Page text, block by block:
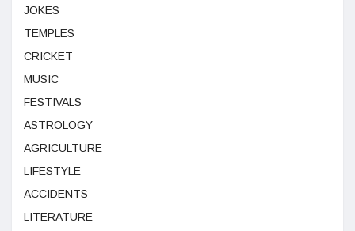
JOKES
TEMPLES
CRICKET
MUSIC
FESTIVALS
ASTROLOGY
AGRICULTURE
LIFESTYLE
ACCIDENTS
LITERATURE